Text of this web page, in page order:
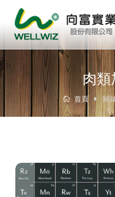
肉類
首頁 關